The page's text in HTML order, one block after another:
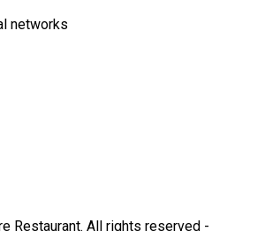
networks
Restaurant. All rights reserved -